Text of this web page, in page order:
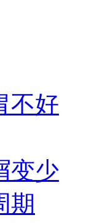
不好
变少
期